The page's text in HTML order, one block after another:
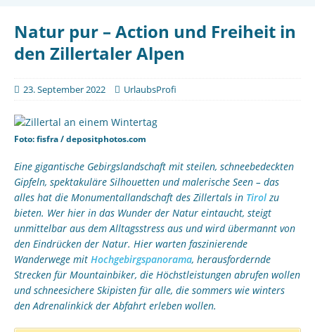
Natur pur – Action und Freiheit in
den Zillertaler Alpen
23. September 2022 UrlaubsProfi
Foto: fisfra / depositphotos.com
Eine gigantische Gebirgslandschaft mit steilen, schneebedeckten
Gipfeln, spektakuläre Silhouetten und malerische Seen – das
alles hat die Monumentallandschaft des Zillertals in Tirolzu
bieten. Wer hier in das Wunder der Natur eintaucht, steigt
unmittelbar aus dem Alltagsstress aus und wird übermannt von
den Eindrücken der Natur. Hier warten faszinierende
Wanderwege mit Hochgebirgspanorama, herausfordernde
Strecken für Mountainbiker, die Höchstleistungen abrufen wollen
und schneesichere Skipisten für alle, die sommers wie winters
den Adrenalinkick der Abfahrt erleben wollen.